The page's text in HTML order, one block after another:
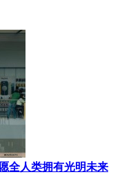
全人类拥有光明未来